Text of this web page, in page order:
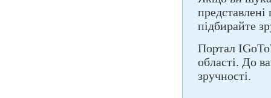
підбирайте
Портал
області. До
зручності.